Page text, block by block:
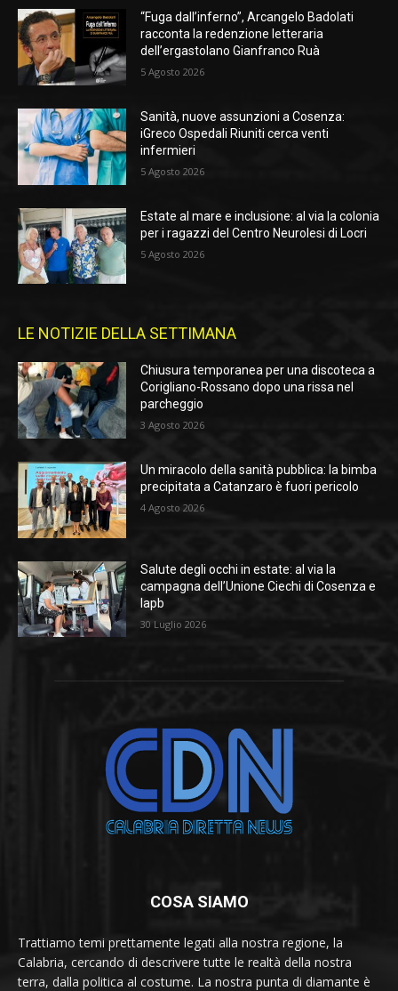
“Fuga dall’inferno”, Arcangelo Badolati
racconta la redenzione letteraria
dell’ergastolano Gianfranco Ruà
5 Agosto 2026
Sanità, nuove assunzioni a Cosenza:
iGreco Ospedali Riuniti cerca venti
infermieri
5 Agosto 2026
Estate al mare e inclusione: al via la colonia
per i ragazzi del Centro Neurolesi di Locri
5 Agosto 2026
LE NOTIZIE DELLA SETTIMANA
Chiusura temporanea per una discoteca a
Corigliano-Rossano dopo una rissa nel
parcheggio
3 Agosto 2026
Un miracolo della sanità pubblica: la bimba
precipitata a Catanzaro è fuori pericolo
4 Agosto 2026
Salute degli occhi in estate: al via la
campagna dell’Unione Ciechi di Cosenza e
Iapb
30 Luglio 2026
COSA SIAMO
Trattiamo temi prettamente legati alla nostra regione, la
Calabria, cercando di descrivere tutte le realtà della nostra
terra, dalla politica al costume. La nostra punta di diamante è